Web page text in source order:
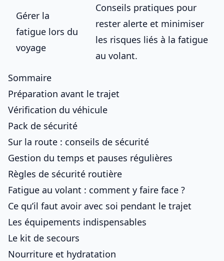
Gérer la
fatigue lors du
voyage
Conseils pratiques pour
rester alerte et minimiser
les risques liés à la fatigue
au volant.
Sommaire
Préparation avant le trajet
Vérification du véhicule
Pack de sécurité
Sur la route : conseils de sécurité
Gestion du temps et pauses régulières
Règles de sécurité routière
Fatigue au volant : comment y faire face ?
Ce qu’il faut avoir avec soi pendant le trajet
Les équipements indispensables
Le kit de secours
Nourriture et hydratation